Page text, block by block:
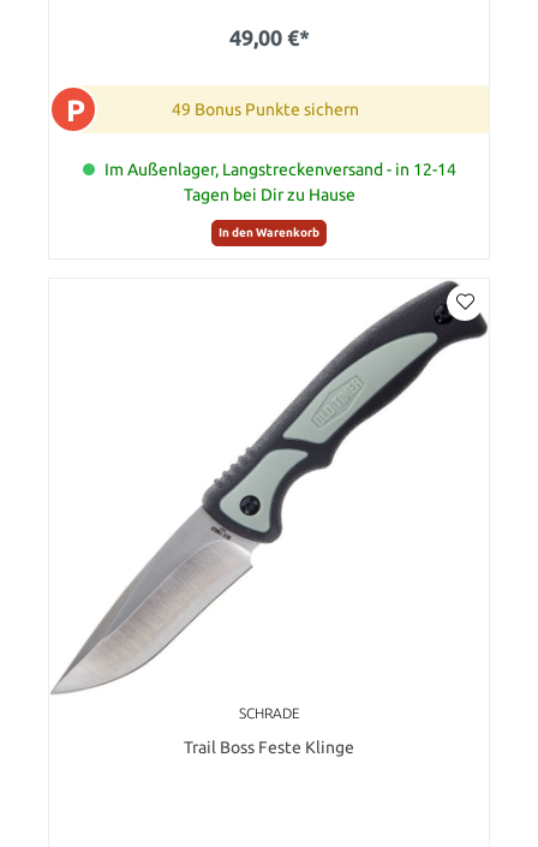
49,00 €*
P 49 Bonus Punkte sichern
Im Außenlager, Langstreckenversand - in 12-14
Tagen bei Dir zu Hause
In den Warenkorb
SCHRADE
Trail Boss Feste Klinge